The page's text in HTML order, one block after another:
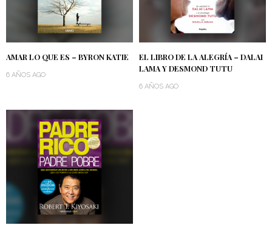
AMAR LO QUE ES – BYRON KATIE
6 AÑOS AGO
EL LIBRO DE LA ALEGRÍA – DALAI
LAMA Y DESMOND TUTU
6 AÑOS AGO